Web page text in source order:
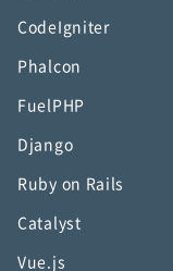
CodeIgniter
Phalcon
FuelPHP
Django
Ruby on Rails
Catalyst
Vue.js